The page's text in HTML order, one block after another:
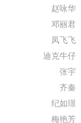
赵咏华
邓丽君
凤飞飞
迪克牛仔
张宇
齐秦
纪如璟
梅艳芳